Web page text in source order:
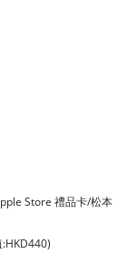
Store 禮品卡/松本